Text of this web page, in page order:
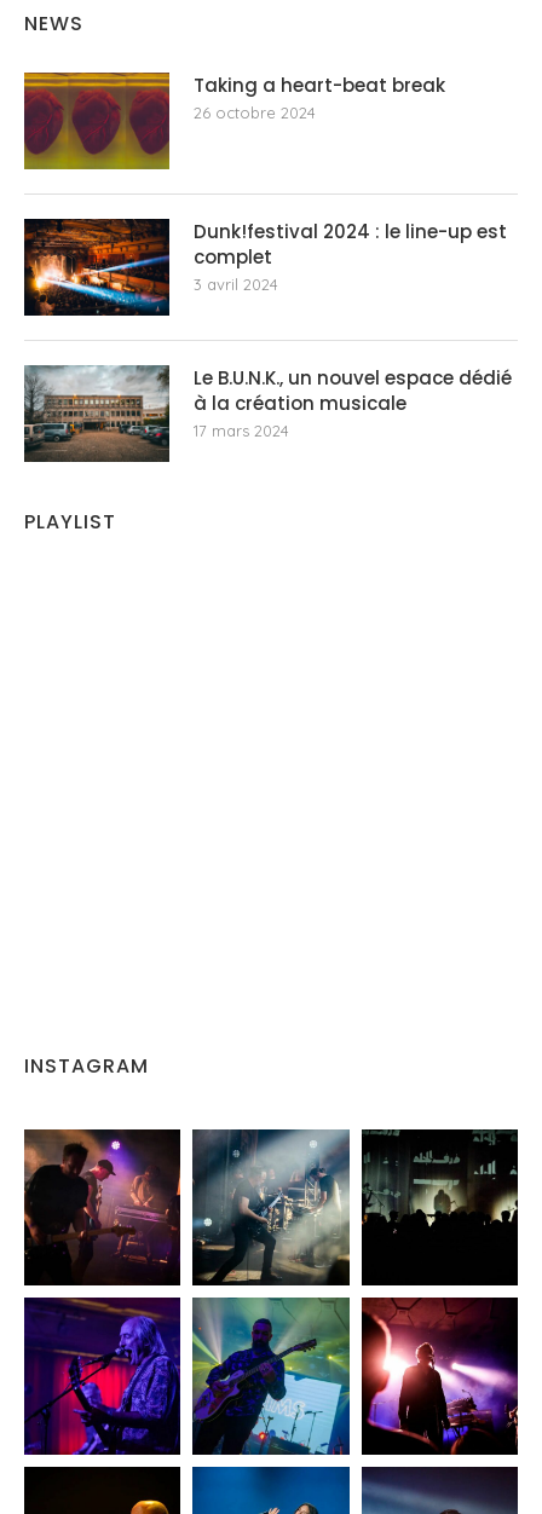
NEWS
Taking a heart-beat break
26 octobre 2024
Dunk!festival 2024 : le line-up est
complet
3 avril 2024
Le B.U.N.K., un nouvel espace dédié
à la création musicale
17 mars 2024
PLAYLIST
INSTAGRAM